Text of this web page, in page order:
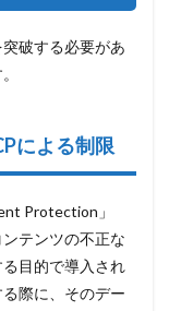
破する必要があ
による制限
Protection」
テンツの不正な
目的で導入され
際に、そのデー